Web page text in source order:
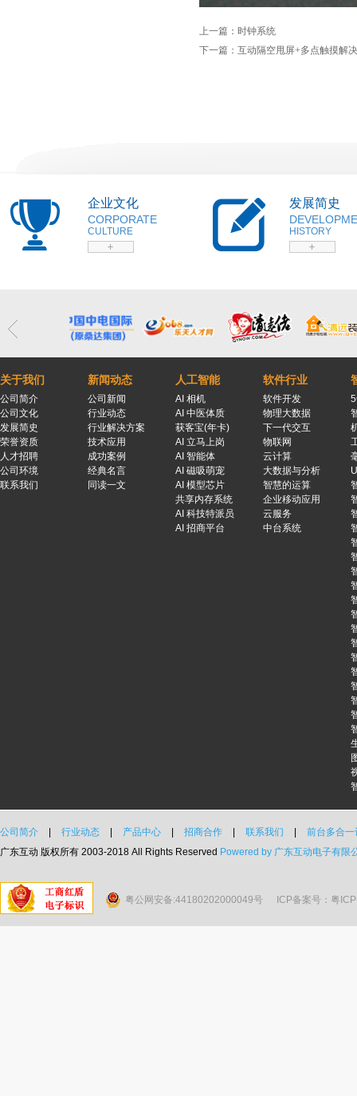
上一篇： 时钟系统
下一篇： 互动隔空甩屏+多点触摸解
企业文化
CORPORATE
CULTURE
发展简史
HISTORY
关于我们
公司简介
公司文化
发展简史
荣誉资质
人才招聘
公司环境
联系我们
新闻动态
公司新闻
行业动态
行业解决方案
技术应用
成功案例
经典名言
同读一文
人工智能
AI 相机
AI 中医体质
获客宝(年卡)
AI 立马上岗
AI 智能体
AI 磁吸萌宠
AI 模型芯片
共享内存系统
AI 科技特派员
AI 招商平台
软件行业
软件开发
物理大数据
下一代交互
物联网
云计算
大数据与分析
智慧的运算
企业移动应用
云服务
中台系统
公司简介 | 行业动态 | 产品中心 | 招商合作 | 联系我们 |
前台多合一
广东互动 版权所有 2003-2018 All Rights Reserved Powered by 广东互动电子有限
粤公网安备:44180202000049号 ICP备案号：粤